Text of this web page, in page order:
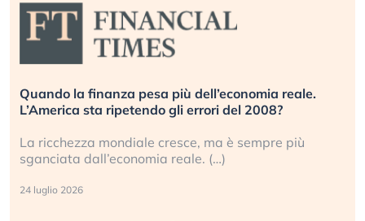
Quando la finanza pesa più dell’economia reale.
L’America sta ripetendo gli errori del 2008?
La ricchezza mondiale cresce, ma è sempre più
sganciata dall’economia reale. (…)
24 luglio 2026